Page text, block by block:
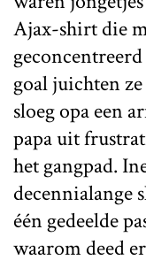
Ajax-shirt die
goal juichten
sloeg opa een
papa uit
het gangpad.
decennialange
één gedeelde
waarom deed